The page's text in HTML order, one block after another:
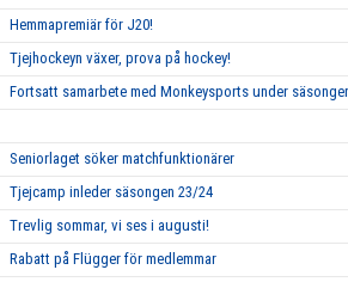
Hemmapremiär för J20!
Tjejhockeyn växer, prova på hockey!
Fortsatt samarbete med Monkeysports under
Seniorlaget söker matchfunktionärer
Tjejcamp inleder säsongen 23/24
Trevlig sommar, vi ses i augusti!
Rabatt på Flügger för medlemmar